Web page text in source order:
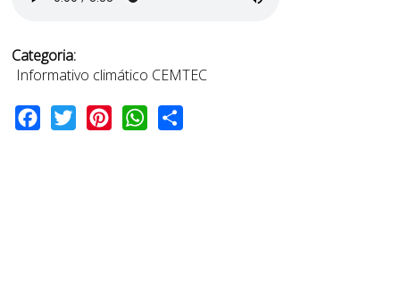
Categoria:
Informativo climático CEMTEC
Facebook
Twitter PinterestWhatsApp